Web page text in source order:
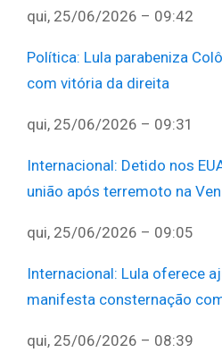
qui, 25/06/2026 – 09:42
Política: Lula parabeniza
com vitória da direita
qui, 25/06/2026 – 09:31
Internacional: Detido nos
união após terremoto na
qui, 25/06/2026 – 09:05
Internacional: Lula oferece
manifesta consternação
qui, 25/06/2026 – 08:39